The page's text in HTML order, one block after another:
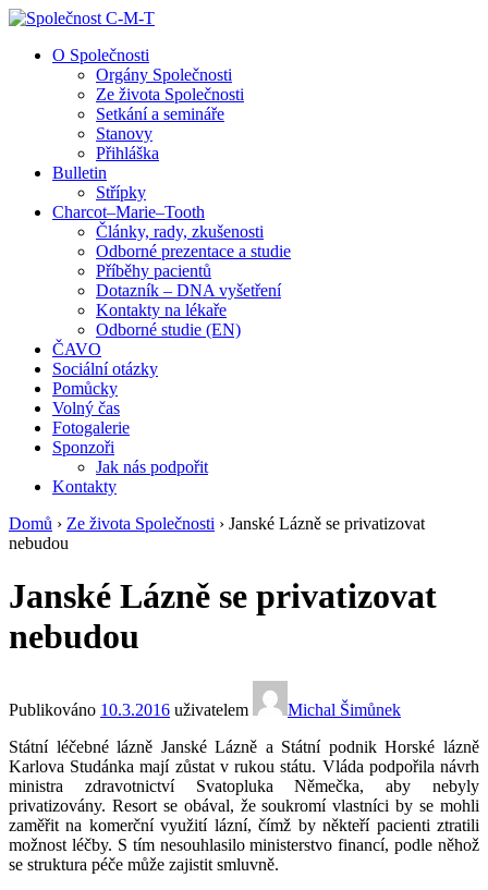
↓
O Společnosti
Orgány Společnosti
Ze života Společnosti
Setkání a semináře
Stanovy
Přihláška
Bulletin
Střípky
Charcot–Marie–Tooth
Články, rady, zkušenosti
Odborné prezentace a studie
Příběhy pacientů
Dotazník – DNA vyšetření
Kontakty na lékaře
Odborné studie (EN)
ČAVO
Sociální otázky
Pomůcky
Volný čas
Fotogalerie
Sponzoři
Jak nás podpořit
Kontakty
Domů › Ze života Společnosti › Janské Lázně se privatizovat
nebudou
Janské Lázně se privatizovat
nebudou
Publikováno 10.3.2016 uživatelem
Michal Šimůnek
Státní léčebné lázně Janské Lázně a Státní podnik Horské lázně
Karlova Studánka mají zůstat v rukou státu. Vláda podpořila návrh
ministra zdravotnictví Svatopluka Němečka, aby nebyly
privatizovány. Resort se obával, že soukromí vlastníci by se mohli
zaměřit na komerční využití lázní, čímž by někteří pacienti ztratili
možnost léčby. S tím nesouhlasilo ministerstvo financí, podle něhož
se struktura péče může zajistit smluvně.